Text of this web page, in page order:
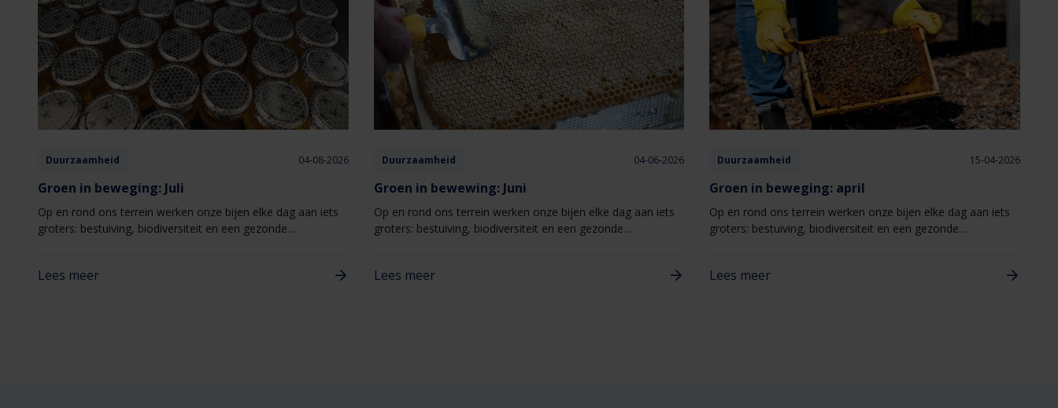
Duurzaamheid 04-08-2026
Groen in beweging: Juli
Op en rond ons terrein werken onze bijen elke dag aan iets
groters: bestuiving, biodiversiteit en een gezonde
Lees meer
Duurzaamheid 04-06-2026
Groen in bewewing: Juni
Op en rond ons terrein werken onze bijen elke dag aan iets
groters: bestuiving, biodiversiteit en een gezonde
Lees meer
Duurzaamheid 15-04-2026
Groen in beweging: april
Op en rond ons terrein werken onze bijen elke dag aan iets
groters: bestuiving, biodiversiteit en een gezonde
Lees meer